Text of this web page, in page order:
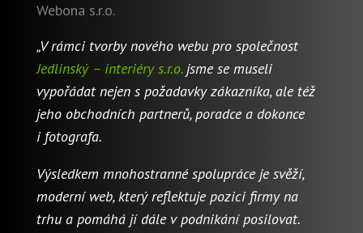
Webona s.r.o.
„V rámci tvorby nového webu pro společnost
Jedlinský – interiéry s.r.o.jsme se museli
vypořádat nejen s požadavky zákazníka, ale též
jeho obchodních partnerů, poradce a dokonce
i fotografa.
Výsledkem mnohostranné spolupráce je svěží,
moderní web, který reflektuje pozici firmy na
trhu a pomáhá jí dále v podnikání posilovat.